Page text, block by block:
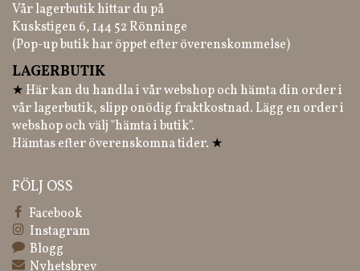
Vår lagerbutik hittar du på
Kuskstigen 6, 144 52 Rönninge
(Pop-up butik har öppet efter överenskommelse)
LAGERBUTIK
★ Här kan du handla i vår webshop och hämta din order i
vår lagerbutik, slipp onödig fraktkostnad. Lägg en order i
webshop och välj "hämta i butik".
Hämtas efter överenskomna tider. ★
FÖLJ OSS
Facebook
Instagram
Blogg
Nyhetsbrev